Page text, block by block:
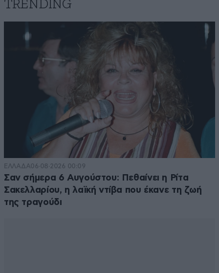
TRENDING
ΕΛΛΑΔΑ06·08·2026 00:09
Σαν σήμερα 6 Αυγούστου: Πεθαίνει η Ρίτα
Σακελλαρίου, η λαϊκή ντίβα που έκανε τη ζωή
της τραγούδι